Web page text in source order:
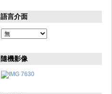
語言介面
隨機影像